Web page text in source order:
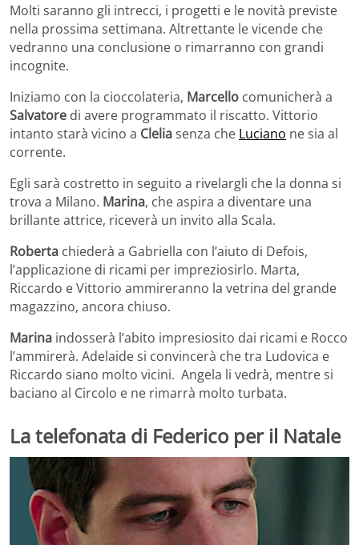
Molti saranno gli intrecci, i progetti e le novità previste
nella prossima settimana. Altrettante le vicende che
vedranno una conclusione o rimarranno con grandi
incognite.
Iniziamo con la cioccolateria, Marcello comunicherà a
Salvatore di avere programmato il riscatto. Vittorio
intanto starà vicino a Cleliasenza che Luciano ne sia al
corrente.
Egli sarà costretto in seguito a rivelargli che la donna si
trova a Milano. Marina, che aspira a diventare una
brillante attrice, riceverà un invito alla Scala.
Roberta chiederà a Gabriella con l’aiuto di Defois,
l’applicazione di ricami per impreziosirlo. Marta,
Riccardo e Vittorio ammireranno la vetrina del grande
magazzino, ancora chiuso.
Marina indosserà l’abito impresiosito dai ricami e Rocco
l’ammirerà. Adelaide si convincerà che tra Ludovica e
Riccardo siano molto vicini. Angela li vedrà, mentre si
baciano al Circolo e ne rimarrà molto turbata.
La telefonata di Federico per il Natale